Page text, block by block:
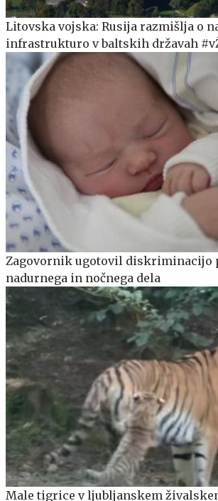
Litovska vojska: Rusija razmišlja o
infrastrukturo v baltskih državah
Zagovornik ugotovil diskriminacijo
nadurnega in nočnega dela
Male tigrice v ljubljanskem